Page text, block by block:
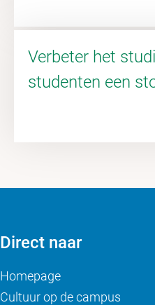
Verbeter het
studenten een
Direct naar
Homepage
Cultuur op de campus